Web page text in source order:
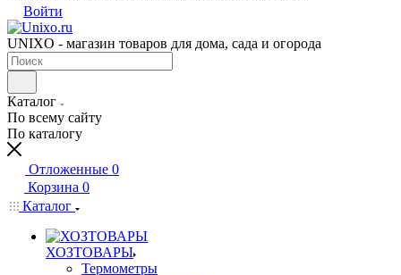
Войти
UNIXO - магазин товаров для дома, сада и огорода
Каталог
По всему сайту
По каталогу
Отложенные 0
Корзина 0
Каталог
ХОЗТОВАРЫ
Термометры